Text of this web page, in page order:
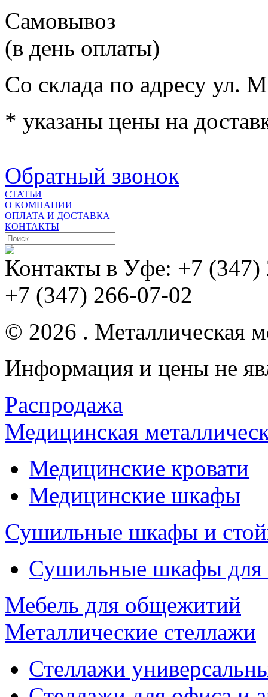
Самовывоз
(в день оплаты)
Со склада по адресу ул.
* указаны цены на
Обратный звонок
СТАТЬИ
О КОМПАНИИ
ОПЛАТА И ДОСТАВКА
КОНТАКТЫ
Контакты в Уфе: +7 (347)
+7 (347) 266-07-02
© 2026 . Металлическая
Информация и цены не
Распродажа
Медицинская
Медицинские кровати
Медицинские шкафы
Сушильные шкафы и
Сушильные шкафы
Мебель для общежитий
Металлические стеллажи
Стеллажи